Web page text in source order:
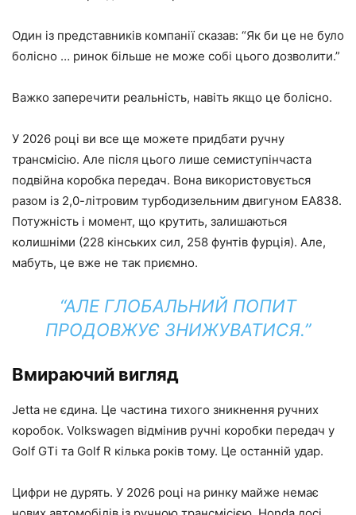
Один із представників компанії сказав: “Як би це не було
болісно … ринок більше не може собі цього дозволити.”
Важко заперечити реальність, навіть якщо це болісно.
У 2026 році ви все ще можете придбати ручну
трансмісію. Але після цього лише семиступінчаста
подвійна коробка передач. Вона використовується
разом із 2,0-літровим турбодизельним двигуном EA838.
Потужність і момент, що крутить, залишаються
колишніми (228 кінських сил, 258 фунтів фурція). Але,
мабуть, це вже не так приємно.
“АЛЕ ГЛОБАЛЬНИЙ ПОПИТ
ПРОДОВЖУЄ ЗНИЖУВАТИСЯ.”
Вмираючий вигляд
Jetta не єдина. Це частина тихого зникнення ручних
коробок. Volkswagen відмінив ручні коробки передач у
Golf GTi та Golf R кілька років тому. Це останній удар.
Цифри не дурять. У 2026 році на ринку майже немає